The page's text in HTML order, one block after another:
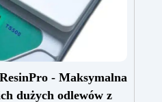
- Maksymalna
dużych odlewów z